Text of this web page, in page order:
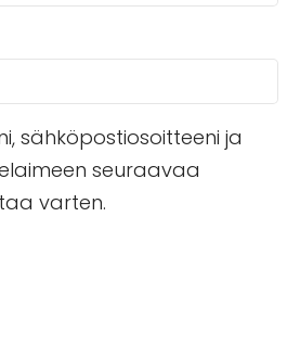
sähköpostiosoitteeni ja
seuraavaa
varten.